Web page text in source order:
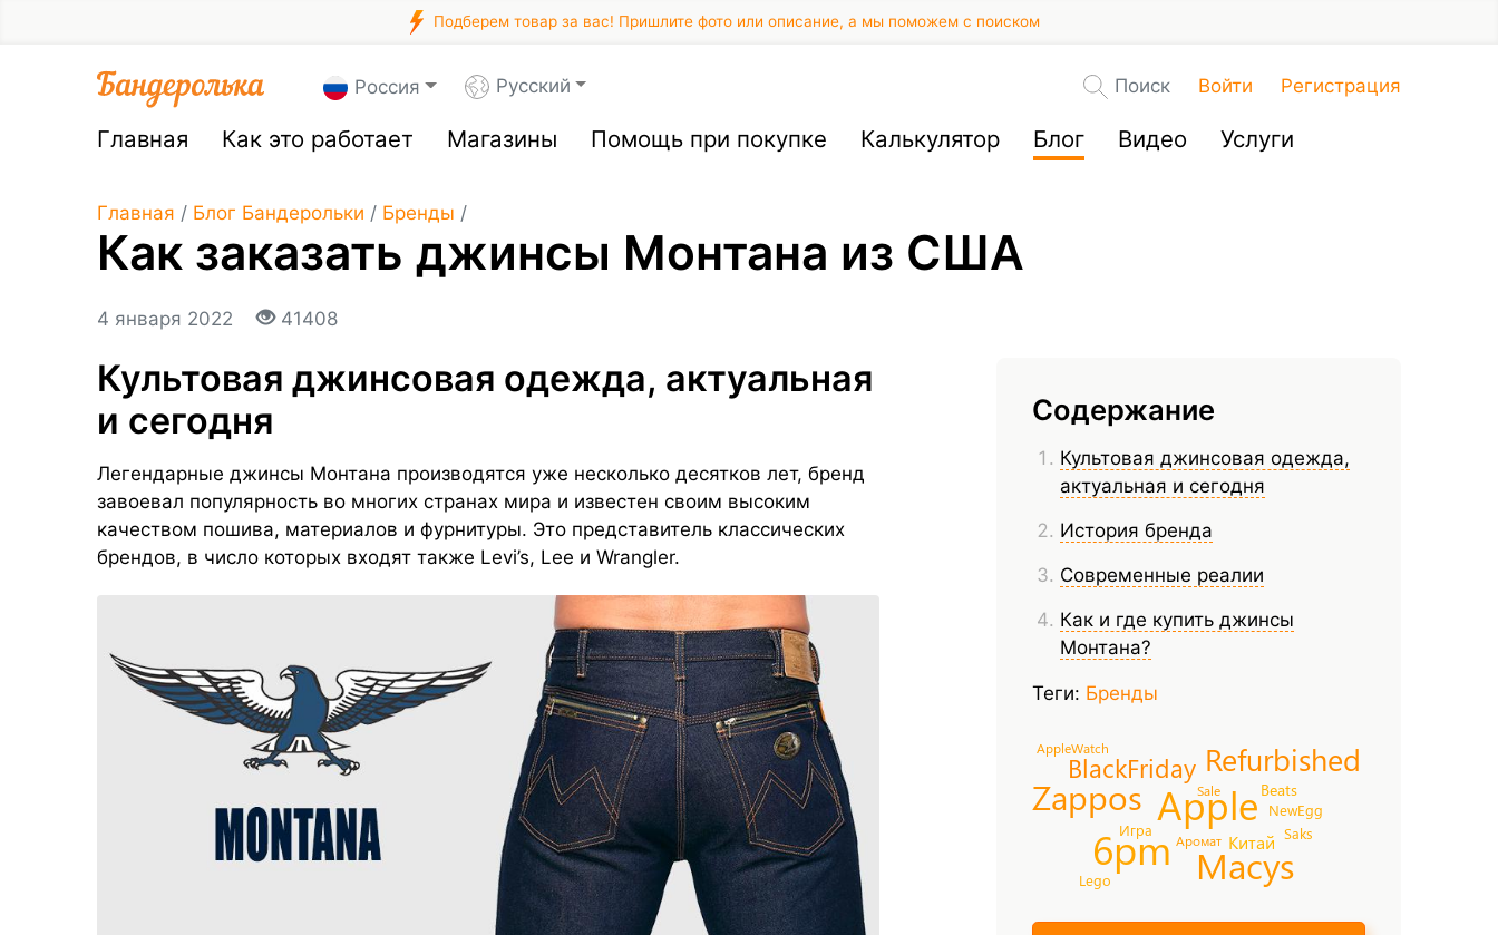
Подберем товар за вас! Пришлите фото или описание, а мы поможем с поиском
Россия Русский Поиск Войти Регистрация
Главная Как это работает Магазины Помощь при покупке Калькулятор Блог Видео Услуги
Главная / Блог Бандерольки / Бренды /
Как заказать джинсы Монтана из США
4 января 2022 41408
Содержание
Культовая джинсовая одежда,
актуальная и сегодня
История бренда
Современные реалии
Как и где купить джинсы
Монтана?
Теги: Бренды
6pm
Apple
Macys
Zappos
Refurbished
BlackFriday
Китай
Beats
NewEgg
Игра
Saks
Lego
Аромат
Sale
AppleWatch
Культовая джинсовая одежда, актуальная
и сегодня
Легендарные джинсы Монтана производятся уже несколько десятков лет, бренд
завоевал популярность во многих странах мира и известен своим высоким
качеством пошива, материалов и фурнитуры. Это представитель классических
брендов, в число которых входят также Levi’s, Lee и Wrangler.